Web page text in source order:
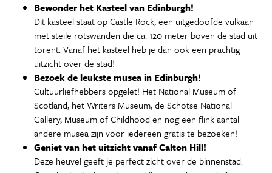
Bewonder het Kasteel van Edinburgh!
Dit kasteel staat op Castle Rock, een uitgedoofde vulkaan
met steile rotswanden die ca. 120 meter boven de stad uit
torent. Vanaf het kasteel heb je dan ook een prachtig
uitzicht over de stad!
Bezoek de leukste musea in Edinburgh!
Cultuurliefhebbers opgelet! Het National Museum of
Scotland, het Writers Museum, de Schotse National
Gallery, Museum of Childhood en nog een flink aantal
andere musea zijn voor iedereen gratis te bezoeken!
Geniet van het uitzicht vanaf Calton Hill!
Deze heuvel geeft je perfect zicht over de binnenstad.